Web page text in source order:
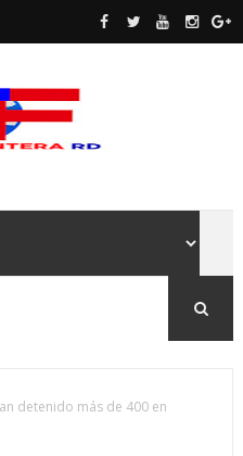
detenido más de 400 en